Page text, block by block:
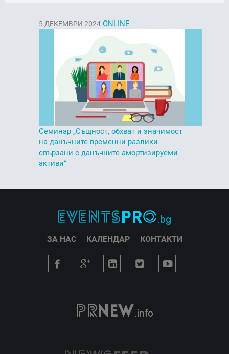
5 ДЕКЕМВРИ 2024 ONLINE
Семинар „Същност, обхват и значимост
на данъчните временни разлики
свързани с данъчните амортизируеми
активи“
ЗА НАС КАЛЕНДАР КОНТАКТИ